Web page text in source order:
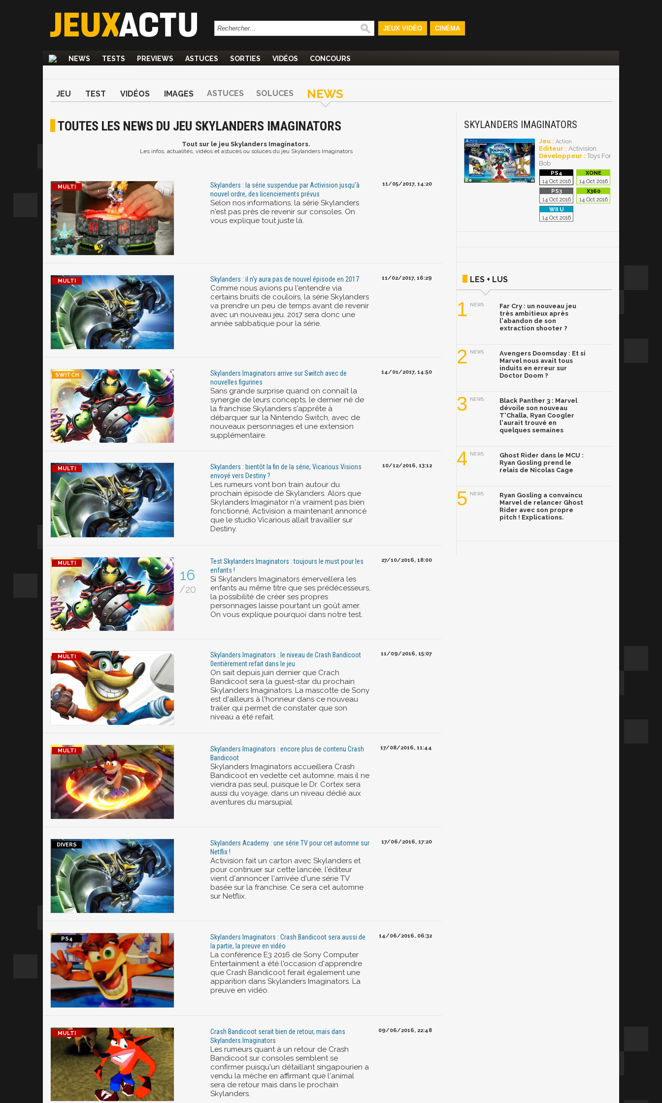
JEUX VIDÉO CINÉMA
NEWS TESTS PREVIEWS ASTUCES SORTIES VIDÉOS CONCOURS
JEU TEST VIDÉOS IMAGES ASTUCES SOLUCES NEWS
TOUTES LES NEWS DU JEU SKYLANDERS IMAGINATORS
Tout sur le jeu Skylanders Imaginators.
Les infos, actualités, vidéos et astuces ou soluces du jeu Skylanders Imaginators
Skylanders : la série suspendue par Activision jusqu'à
nouvel ordre, des licenciements prévus
Selon nos informations, la série Skylanders
n'est pas près de revenir sur consoles. On
vous explique tout juste là.
11/05/2017, 14:20
Skylanders : il n'y aura pas de nouvel épisode en 2017
Comme nous avions pu l'entendre via
certains bruits de couloirs, la série Skylanders
va prendre un peu de temps avant de revenir
avec un nouveau jeu. 2017 sera donc une
année sabbatique pour la série.
11/02/2017, 16:29
Skylanders Imaginators arrive sur Switch avec de
nouvelles figurines
Sans grande surprise quand on connaît la
synergie de leurs concepts, le dernier né de
la franchise Skylanders s'apprête à
débarquer sur la Nintendo Switch, avec de
nouveaux personnages et une extension
supplémentaire.
14/01/2017, 14:50
Skylanders : bientôt la fin de la série, Vicarious Visions
envoyé vers Destiny ?
Les rumeurs vont bon train autour du
prochain épisode de Skylanders. Alors que
Skylanders Imaginator n'a vraiment pas bien
fonctionné, Activision a maintenant annoncé
que le studio Vicarious allait travailler sur
Destiny.
10/12/2016, 13:12
16
/20
Test Skylanders Imaginators : toujours le must pour les
enfants !
Si Skylanders Imaginators émerveillera les
enfants au même titre que ses prédécesseurs,
la possibilité de créer ses propres
personnages laisse pourtant un goût amer.
On vous explique pourquoi dans notre test.
27/10/2016, 18:00
Skylanders Imaginators : le niveau de Crash Bandicoot
0entièrement refait dans le jeu
On sait depuis juin dernier que Crach
Bandicoot sera la guest-star du prochain
Skylanders Imaginators. La mascotte de Sony
est d'ailleurs à l'honneur dans ce nouveau
trailer qui permet de constater que son
niveau a été refait.
11/09/2016, 15:07
Skylanders Imaginators : encore plus de contenu Crash
Bandicoot
Skylanders Imaginators accueillera Crash
Bandicoot en vedette cet automne, mais il ne
viendra pas seul, puisque le Dr. Cortex sera
aussi du voyage, dans un niveau dédié aux
aventures du marsupial.
17/08/2016, 11:44
Skylanders Academy : une série TV pour cet automne sur
Netflix !
Activision fait un carton avec Skylanders et
pour continuer sur cette lancée, l'éditeur
vient d'annoncer l'arrivée d'une série TV
basée sur la franchise. Ce sera cet automne
sur Netflix.
17/06/2016, 17:20
Skylanders Imaginators : Crash Bandicoot sera aussi de
la partie, la preuve en vidéo
La conférence E3 2016 de Sony Computer
Entertainment a été l'occasion d'apprendre
que Crash Bandicoot ferait également une
apparition dans Skylanders Imaginators. La
preuve en vidéo.
14/06/2016, 06:32
Crash Bandicoot serait bien de retour, mais dans
Skylanders Imaginators
Les rumeurs quant à un retour de Crash
Bandicoot sur consoles semblent se
confirmer puisqu'un détaillant singapourien a
vendu la mèche en affirmant que l'animal
sera de retour mais dans le prochain
Skylanders.
09/06/2016, 22:48
SKYLANDERS IMAGINATORS
Jeu : Action
Editeur : Activision
Développeur : Toys For
Bob
14 Oct 2016 14 Oct 2016
14 Oct 2016 14 Oct 2016
14 Oct 2016
LES + LUS
1 NEWS
Far Cry : un nouveau jeu
très ambitieux après
l'abandon de son
extraction shooter ?
2 NEWS
Avengers Doomsday : Et si
Marvel nous avait tous
induits en erreur sur
Doctor Doom ?
3 NEWS
Black Panther 3 : Marvel
dévoile son nouveau
T'Challa, Ryan Coogler
l'aurait trouvé en
quelques semaines
4 NEWS
Ghost Rider dans le MCU :
Ryan Gosling prend le
relais de Nicolas Cage
5 NEWS
Ryan Gosling a convaincu
Marvel de relancer Ghost
Rider avec son propre
pitch ! Explications.